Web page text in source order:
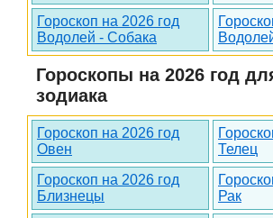
Гороскоп на 2026 год
Водолей - Собака
Гороскопы на 2026 год
зодиака
Гороскоп на 2026 год
Овен
Телец
Гороскоп на 2026 год
Близнецы
Рак